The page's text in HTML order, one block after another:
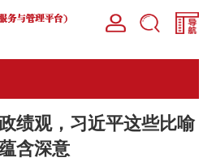
绩观，习近平这些比喻
含深意